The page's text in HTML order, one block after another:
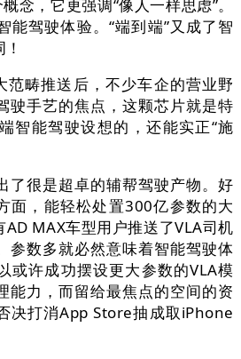
念，它更强调“像人一样思虑”。
能驾驶体验。“端到端”又成了智
畴推送后，不少车企的营业野
驶手艺的焦点，这颗芯片就是特
智能驾驶设想的，还能实正“施
很是超卓的辅帮驾驶产物。好
面，能轻松处置300亿参数的大
MAX车型用户推送了VLA司机
参数多就必然意味着智能驾驶体
或许成功摆设更大参数的VLA模
能力，而留给最焦点的空间的资
决打消App Store抽成取iPhone